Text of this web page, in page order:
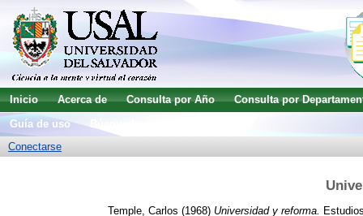
Inicio Acerca de Consulta por Año
Consulta por
Guía de uso
Conectarse
Temple, Carlos (1968) Universidad y reforma.